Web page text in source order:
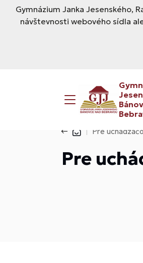
Gymnázium Janka Jesenského,
návštevnosti webového sídla
Pre
Pre